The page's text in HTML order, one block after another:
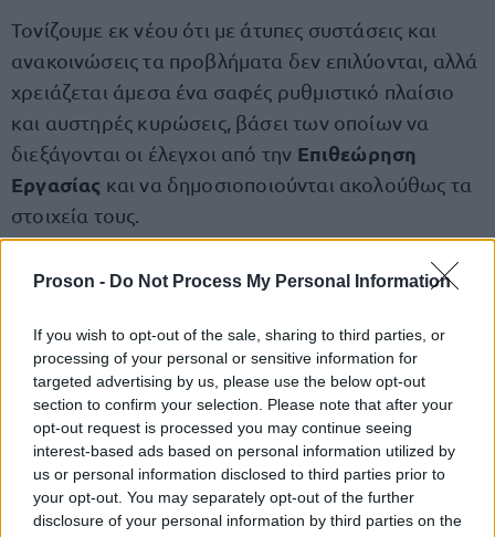
Proson - Do Not Process My Personal Information
If you wish to opt-out of the sale, sharing to third parties, or
processing of your personal or sensitive information for
targeted advertising by us, please use the below opt-out
section to confirm your selection. Please note that after your
opt-out request is processed you may continue seeing
interest-based ads based on personal information utilized by
us or personal information disclosed to third parties prior to
your opt-out. You may separately opt-out of the further
disclosure of your personal information by third parties on the
Τονίζουμε εκ νέου ότι με άτυπες συστάσεις και
ανακοινώσεις τα προβλήματα δεν επιλύονται, αλλά
χρειάζεται άμεσα ένα σαφές ρυθμιστικό πλαίσιο
και αυστηρές κυρώσεις, βάσει των οποίων να
διεξάγονται οι έλεγχοι από την Επιθεώρηση
Εργασίας και να δημοσιοποιούνται ακολούθως τα
στοιχεία τους.
Τα σωματεία, τα κατά τόπους Εργατικά Κέντρα και
επαγρύπνηση για τιςκαταγγελίες των
εργαζομένων.
Η ΓΣΕΕ θα συνεχίσει να έχει στη διάθεση των
συνδικάτων και των εργαζομένων σε όλη την
επικράτεια για κάθε ζήτημα πληροφόρησης,
στήριξης και συλλογικής δράσης και στα θέματα
υγείας και ασφάλειας: